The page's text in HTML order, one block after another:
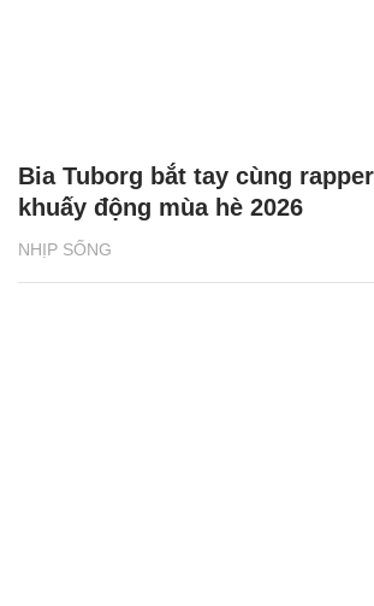
NHỊP SỐNG
Bia Tuborg bắt tay cùng
khuấy động mùa hè 2026